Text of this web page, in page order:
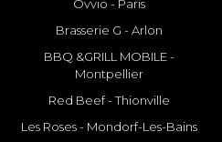
Ovvio - Paris
Brasserie G - Arlon
BBQ &GRILL MOBILE -
Montpellier
Red Beef - Thionville
Les Roses - Mondorf-Les-Bains